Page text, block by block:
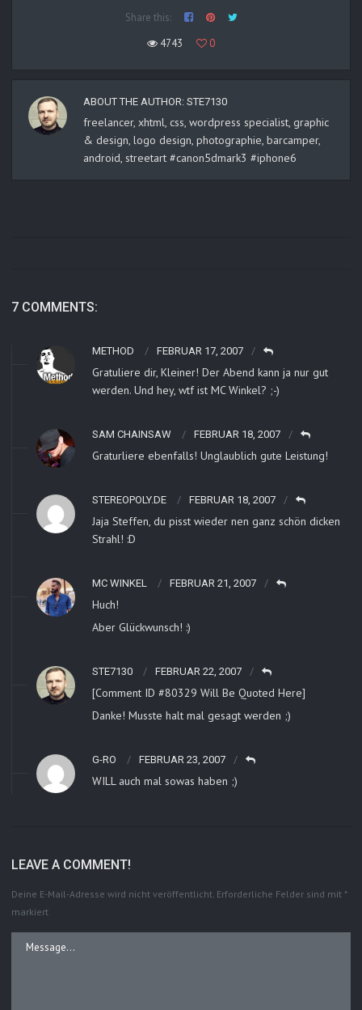
Share this:
4743
0
ABOUT THE AUTHOR: STE7130
freelancer, xhtml, css, wordpress specialist, graphic
& design, logo design, photographie, barcamper,
android, streetart #canon5dmark3 #iphone6
7 COMMENTS:
METHOD FEBRUAR 17, 2007
Gratuliere dir, Kleiner! Der Abend kann ja nur gut
werden. Und hey, wtf ist MC Winkel? ;-)
SAM CHAINSAW FEBRUAR 18, 2007
Graturliere ebenfalls! Unglaublich gute Leistung!
STEREOPOLY.DE FEBRUAR 18, 2007
Jaja Steffen, du pisst wieder nen ganz schön dicken
Strahl! :D
MC WINKEL FEBRUAR 21, 2007
Huch!
Aber Glückwunsch! :)
STE7130 FEBRUAR 22, 2007
[Comment ID #80329 Will Be Quoted Here]
Danke! Musste halt mal gesagt werden ;)
G-RO FEBRUAR 23, 2007
WILL auch mal sowas haben ;)
LEAVE A COMMENT!
Deine E-Mail-Adresse wird nicht veröffentlicht. Erforderliche Felder sind mit *
markiert